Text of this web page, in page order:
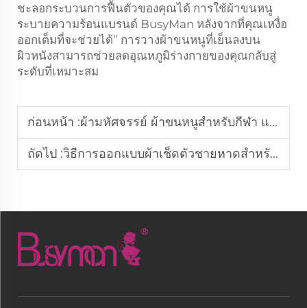
ชะลอกระบวนการฟื้นตัวของคุณได้ การใช้ผ้าขนหนู
ระบายความร้อนแบรนด์ BusyMan หลังจากที่คุณเหงื่อ
ออกเต็มที่จะช่วยได้” การวางผ้าขนหนูที่เย็นลงบน
ผิวหนังสามารถช่วยลดอุณหภูมิร่างกายของคุณกลับสู่
ระดับที่เหมาะสม
ก่อนหน้า :ผ้ามหัศจรรย์ ผ้าขนหนูสำหรับกีฬา และอื่น ๆ สำหรับตลาดส่ง
ถัดไป :วิธีการออกแบบผ้าเช็ดตัวชายหาดสำหรับรีสอร์ทและแบรนด์ผลิตภัณฑ์กลางแจ้ง